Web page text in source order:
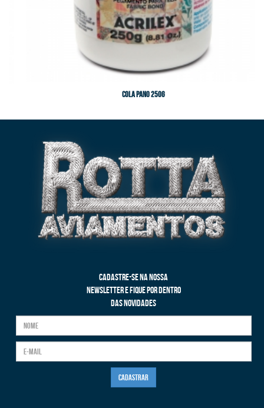
Cola Pano 250g
CADASTRE-SE NA NOSSA
NEWSLETTER E FIQUE POR DENTRO
DAS NOVIDADES